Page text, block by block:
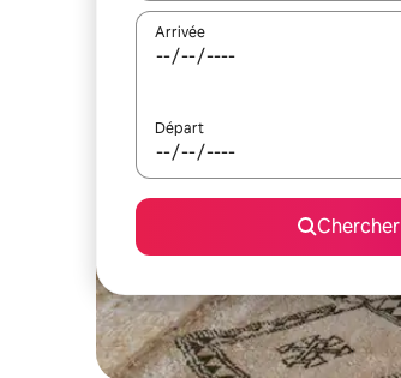
Arrivée
Départ
Chercher